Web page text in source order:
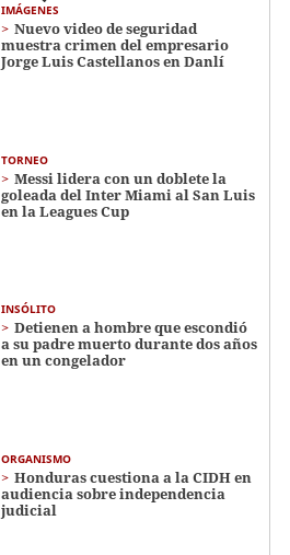
IMÁGENES
Nuevo video de seguridad
muestra crimen del empresario
Jorge Luis Castellanos en Danlí
TORNEO
Messi lidera con un doblete la
goleada del Inter Miami al San Luis
en la Leagues Cup
INSÓLITO
Detienen a hombre que escondió
a su padre muerto durante dos años
en un congelador
ORGANISMO
Honduras cuestiona a la CIDH en
audiencia sobre independencia
judicial